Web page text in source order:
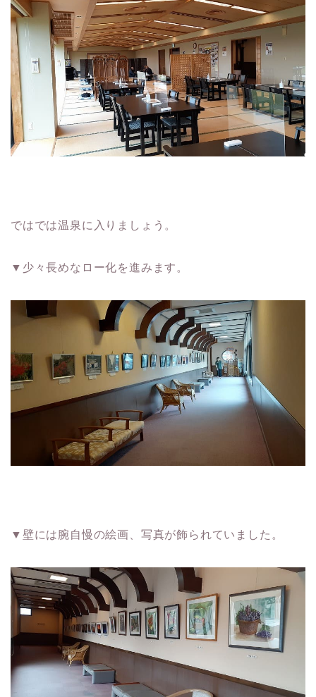
ではでは温泉に入りましょう。
▼少々長めなロー化を進みます。
▼壁には腕自慢の絵画、写真が飾られていました。